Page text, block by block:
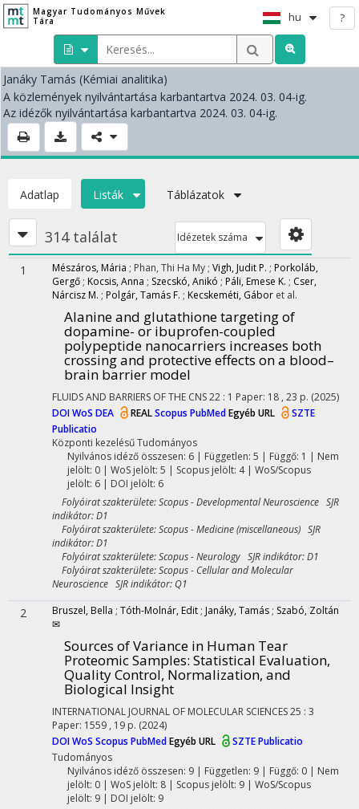
Magyar Tudományos Művek
Tára
hu ?
Janáky Tamás (Kémiai analitika)
A közlemények nyilvántartása karbantartva 2024. 03. 04-ig.
Az idézők nyilvántartása karbantartva 2024. 03. 04-ig.
Adatlap Listák Táblázatok
314 találat Idézetek száma
1 Mészáros, Mária ; Phan, Thi Ha My ; Vigh, Judit P. ; Porkoláb,
Gergő ; Kocsis, Anna ; Szecskó, Anikó ; Páli, Emese K. ; Cser,
Nárcisz M. ; Polgár, Tamás F. ; Kecskeméti, Gábor et al.
Alanine and glutathione targeting of
dopamine- or ibuprofen-coupled
polypeptide nanocarriers increases both
crossing and protective effects on a blood–
brain barrier model
FLUIDS AND BARRIERS OF THE CNS22 : 1 Paper: 18 , 23 p. (2025)
DOIWoS DEA REALScopus PubMedEgyéb URL
SZTE
Publicatio
Központi kezelésűTudományos
Nyilvános idéző összesen: 6| Független: 5 | Függő: 1 | Nem
jelölt: 0 | WoS jelölt: 5 | Scopus jelölt: 4 | WoS/Scopus
jelölt: 6 | DOI jelölt: 6
Folyóirat szakterülete: Scopus - Developmental Neuroscience SJR
indikátor: D1
Folyóirat szakterülete: Scopus - Medicine (miscellaneous) SJR
indikátor: D1
Folyóirat szakterülete: Scopus - Neurology SJR indikátor: D1
Folyóirat szakterülete: Scopus - Cellular and Molecular
Neuroscience SJR indikátor: Q1
2 Bruszel, Bella ; Tóth-Molnár, Edit ; Janáky, Tamás ; Szabó, Zoltán
✉
Sources of Variance in Human Tear
Proteomic Samples: Statistical Evaluation,
Quality Control, Normalization, and
Biological Insight
INTERNATIONAL JOURNAL OF MOLECULAR SCIENCES25 : 3
Paper: 1559 , 19 p. (2024)
DOIWoS Scopus PubMedEgyéb URL
SZTE Publicatio
Tudományos
Nyilvános idéző összesen: 9| Független: 9 | Függő: 0 | Nem
jelölt: 0 | WoS jelölt: 8 | Scopus jelölt: 9 | WoS/Scopus
jelölt: 9 | DOI jelölt: 9